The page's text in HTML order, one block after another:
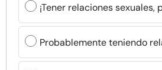
¡Tener relaciones sexuales,
Probablemente teniendo